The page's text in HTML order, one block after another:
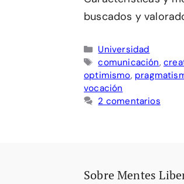
buscados y
Categorías
Universidad
Etiquetas
comunicación,
optimismo,
vocación
2 comentarios
Sobre Mentes